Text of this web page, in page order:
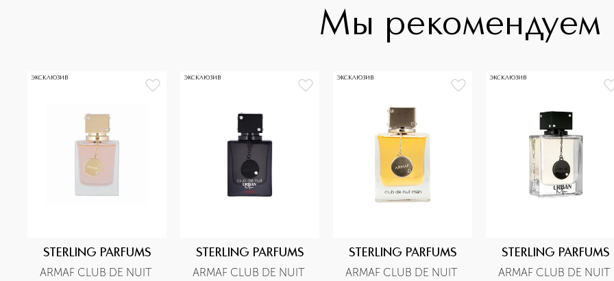
Мы рекомендуем
ЭКСКЛЮЗИВ
STERLING PARFUMS
ARMAF CLUB DE NUIT
ЭКСКЛЮЗИВ
STERLING PARFUMS
ARMAF CLUB DE NUIT
ЭКСКЛЮЗИВ
STERLING PARFUMS
ARMAF CLUB DE NUIT
ЭКСКЛЮЗИВ
STERLING PARFUMS
ARMAF CLUB DE NUIT